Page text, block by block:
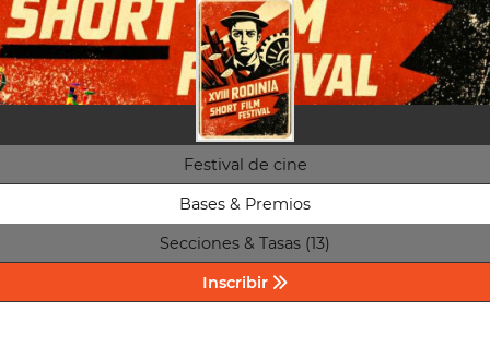
Festival de cine
Bases & Premios
Secciones & Tasas (13)
Inscribir